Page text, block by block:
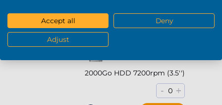
+294,90 €*
2000Go HDD 7200rpm (3.5'')
- 0 +
Accept all Deny
Adjust